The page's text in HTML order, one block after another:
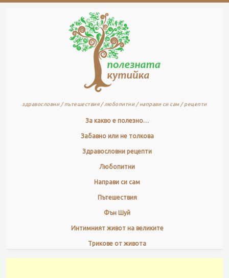
здравословни / пътешествия / любопитни / направи си сам / рецепти
За какво е полезно…
Забавно или не толкова
Здравословни рецепти
Любопитни
Направи си сам
Пътешествия
Фън Шуй
Интимният живот на великите
Трикове от живота